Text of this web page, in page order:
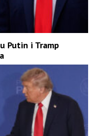
Putin i Tramp